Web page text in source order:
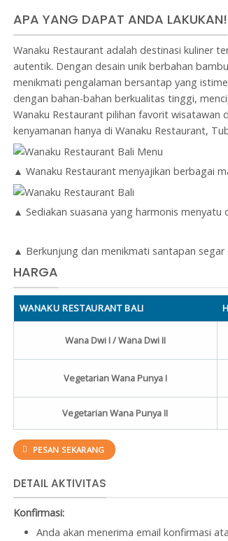
APA YANG DAPAT ANDA LAKUKAN!
Wanaku Restaurant adalah destinasi kuliner
autentik. Dengan desain unik berbahan
menikmati pengalaman bersantap yang
dengan bahan-bahan berkualitas tinggi,
Wanaku Restaurant pilihan favorit wisatawan
kenyamanan hanya di Wanaku Restaurant,
▲ Wanaku Restaurant menyajikan berbagai
▲ Sediakan suasana yang harmonis
▲ Berkunjung dan menikmati santapan
HARGA
WANAKU RESTAURANT BALI
Wana Dwi I / Wana Dwi II
Vegetarian Wana Punya I
Vegetarian Wana Punya II
PESAN SEKARANG
DETAIL AKTIVITAS
Konfirmasi:
Anda akan menerima email konfirmasi